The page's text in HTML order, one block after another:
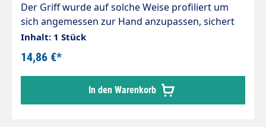
Der Griff wurde auf solche Weise profiliert um
sich angemessen zur Hand anzupassen, sichert
einen sicheren Halt und präzise Mitteldosierung,
ebenso für Rechts- als auch Linkshändler. Der
Dosierventil ist in eine automatische Sperrung in
einer eingeschalteten Position ausgestattet,
deswegen ist es nicht nötig, den Knopf während
langdauerndes Sprühens zu halten. Kolbe des
Inhalt: 1 Stück
14,86 €*
In den Warenkorb